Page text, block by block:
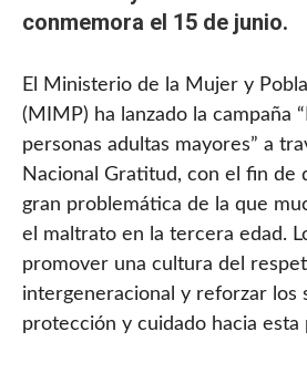
conmemora el 15 de junio.
El Ministerio de la Mujer y
(MIMP) ha lanzado la campaña
personas adultas mayores” a
Nacional Gratitud, con el fin de
gran problemática de la que
el maltrato en la tercera edad.
promover una cultura del
intergeneracional y reforzar los
protección y cuidado hacia esta